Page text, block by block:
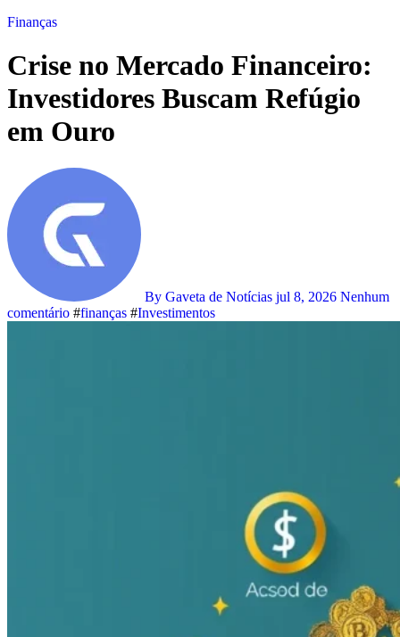
Finanças
Crise no Mercado Financeiro:
Investidores Buscam Refúgio
em Ouro
By Gaveta de Notícias jul 8, 2026 Nenhum
comentário #finanças #Investimentos